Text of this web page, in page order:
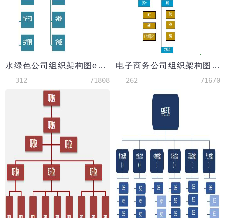
水绿色公司组织架构图excel模板
312 71808
电子商务公司组织架构图excel模板
262 71670